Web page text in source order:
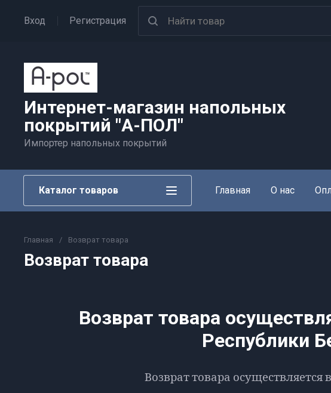
Вход Регистрация
Интернет-магазин напольных
покрытий "А-ПОЛ"
Импортер напольных покрытий
Каталог товаров Главная О нас
Главная / Возврат товара
Возврат товара
Возврат товара
Республики
Возврат товара осуществляется